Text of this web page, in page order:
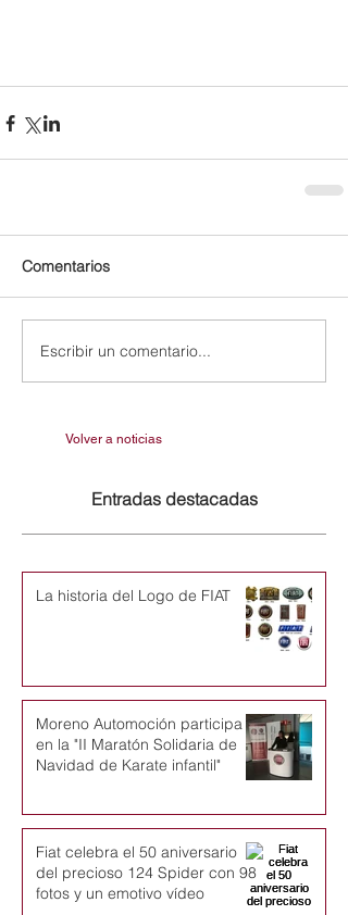
Comentarios
Escribir un comentario...
Volver a noticias
Entradas destacadas
La historia del Logo de FIAT
Moreno Automoción participa
en la "II Maratón Solidaria de
Navidad de Karate infantil"
Fiat celebra el 50 aniversario
del precioso 124 Spider con 98
fotos y un emotivo vídeo